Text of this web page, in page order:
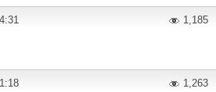
1,185
1,263